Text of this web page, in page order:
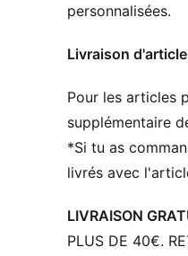
Longueur normale
Col avec patte
Détails brandés
personnalisées.
Livraison
Pour les articles
supplémentaire
*Si tu as
livrés avec
LIVRAISON
PLUS DE 40€.